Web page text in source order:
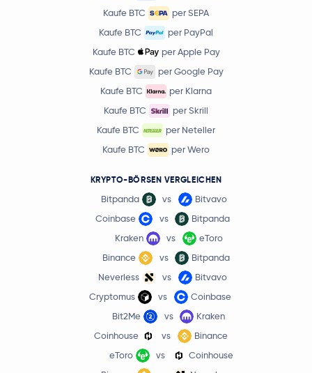
Kaufe BTC
per SEPA
Kaufe BTC
per PayPal
Kaufe BTC
per Apple Pay
Kaufe BTC
per Google Pay
Kaufe BTC
per Klarna
Kaufe BTC
per Skrill
Kaufe BTC
per Neteller
Kaufe BTC
per Wero
KRYPTO-BÖRSEN VERGLEICHEN
Bitpanda vs
Bitvavo
Coinbase
vs
Bitpanda
Kraken
vs
eToro
Binance
vs
Bitpanda
Neverless
vs
Bitvavo
Cryptomus
vs
Coinbase
Bit2Me
vs
Kraken
Coinhouse
vs
Binance
eToro
vs
Coinhouse